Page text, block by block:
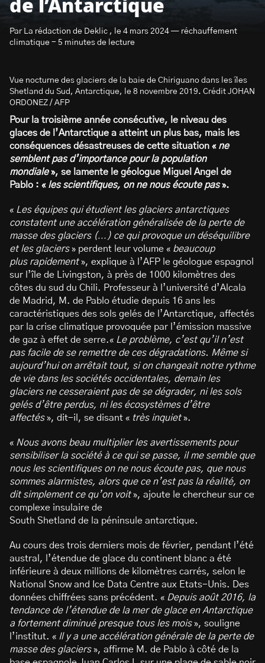
de l’Antarctique
Par La rédaction de Deklic , le 4 mars 2024 — réchauffement
climatique - 5 minutes de lecture
Vue nocturne des glaciers de la baie de Chiriguano dans les îles
Shetland du Sud, Antarctique, le 8 novembre 2019. Crédit JOHAN
ORDONEZ / AFP
Pour la troisième année consécutive, le niveau des
glaces de l’Antarctique a atteint un plus bas, mais les
conséquences désastreuses de cette situation « ne
semblent pas d’importance pour la population
mondiale», se lamente le géologue Miguel Angel de
Pablo : « les scientifiques, on ne nous écoute pas».
« Les équipes qui étudient les glaciers antarctiques
constatent une accélération généralisée de la perte de
masse des glaciers (…) ce qui provoque un déséquilibre
et les glaciers» perdent leur volume « beaucoup
plus rapidement», explique à l’AFP le géologue espagnol
sur l’île de Livingston, à près de 1000 kilomètres des
côtes du sud du Chili. Professeur à l’université d’Alcala
de Madrid, M. de Pablo étudie depuis 16 ans les
caractéristiques des sols gelés de l’Antarctique, affectés
par la crise climatique provoquée par l’émission massive
de gaz à effet de serre.« Le problème, c’est qu’il n’est
pas facile de se remettre de ces dégradations. Même si
aujourd’hui on arrêtait tout, si on changeait notre rythme
de vie dans les sociétés occidentales, demain les
glaciers ne cesseraient pas de se dégrader, ni les sols
gelés d’être perdus, ni les écosystèmes d’être
affectés», dit-il, se disant « très inquiet».
« Nous avons beau multiplier les avertissements pour
sensibiliser la société à ce qui se passe, il me semble que
nous les scientifiques on ne nous écoute pas, que nous
sommes alarmistes, alors que ce n’est pas la réalité, on
dit simplement ce qu’on voit», ajoute le chercheur sur ce
complexe insulaire de
South Shetland de la péninsule antarctique.
Au cours des trois derniers mois de février, pendant l’été
austral, l’étendue de glace du continent blanc a été
inférieure à deux millions de kilomètres carrés, selon le
National Snow and Ice Data Centre aux Etats-Unis. Des
données chiffrées sans précédent. « Depuis août 2016, la
tendance de l’étendue de la mer de glace en Antarctique
a fortement diminué presque tous les mois», souligne
l’institut. « Il y a une accélération générale de la perte de
masse des glaciers», affirme M. de Pablo à côté de la
S’abonner à la newsletter